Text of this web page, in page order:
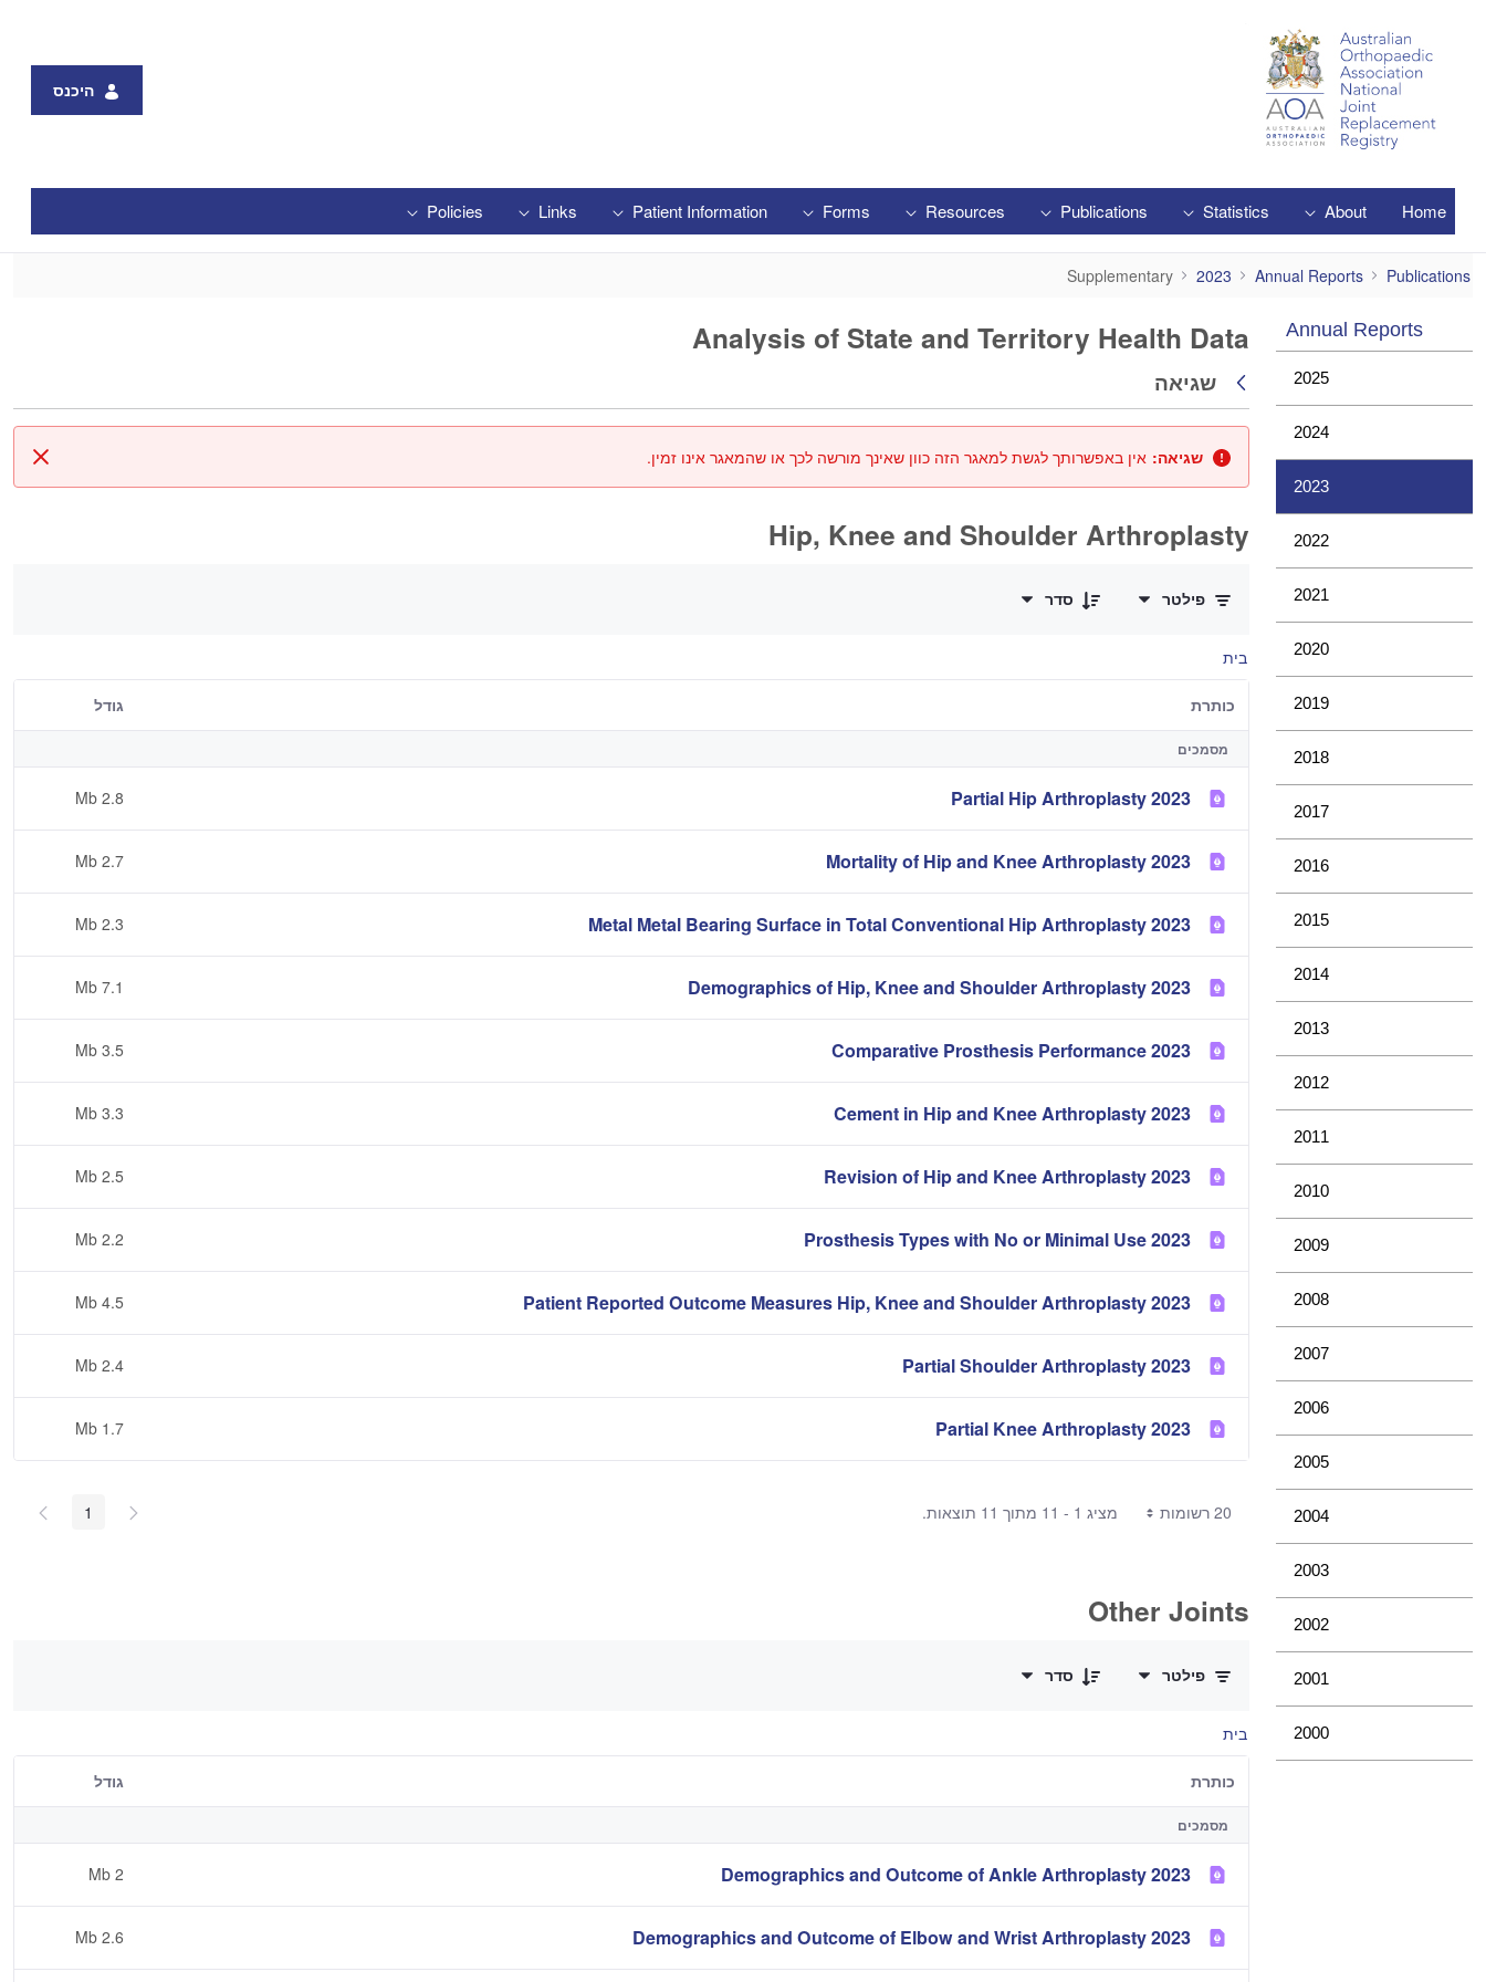
היכנס
Home
About
Statistics
Publications
Resources
Forms
Patient Information
Links
Policies
Supplementary
Publications
Annual Reports
2023
Supplementary
Annual Reports
2025
2024
2023
2022
2021
2020
2019
2018
2017
2016
2015
2014
2013
2012
2011
2010
2009
2008
2007
2006
2005
2004
2003
2002
2001
2000
Analysis of State and Territory Health Data
חזרה
שגיאה
סגור שגיאה: אין באפשרותך לגשת למאגר הזה כוון שאינך מורשה לכך או שהמאגר אינו זמין.
Hip, Knee and Shoulder Arthroplasty
פילטר
סדר
בית
כותרת גודל
מסמכים
2023 Partial Hip Arthroplasty
2.8 Mb
2023 Mortality of Hip and Knee Arthroplasty
2.7 Mb
2023 Metal Metal Bearing Surface in Total Conventional Hip Arthroplasty
2.3 Mb
2023 Demographics of Hip, Knee and Shoulder Arthroplasty
7.1 Mb
2023 Comparative Prosthesis Performance
3.5 Mb
2023 Cement in Hip and Knee Arthroplasty
3.3 Mb
2023 Revision of Hip and Knee Arthroplasty
2.5 Mb
2023 Prosthesis Types with No or Minimal Use
2.2 Mb
2023 Patient Reported Outcome Measures Hip, Knee and Shoulder Arthroplasty
4.5 Mb
2023 Partial Shoulder Arthroplasty
2.4 Mb
2023 Partial Knee Arthroplasty
1.7 Mb
20 רשומות מציג 1 - 11 מתוך 11 תוצאות. 1
Other Joints
פילטר
סדר
בית
כותרת גודל
מסמכים
2023 Demographics and Outcome of Ankle Arthroplasty
2 Mb
2023 Demographics and Outcome of Elbow and Wrist Arthroplasty
2.6 Mb